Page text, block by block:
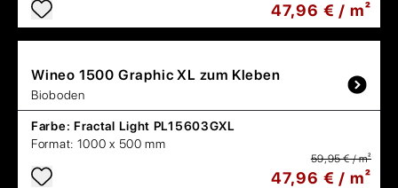
47,96 € / m²
Wineo 1500 Graphic XL zum Kleben
Bioboden
Farbe: Fractal Light PL15603GXL
Format: 1000 x 500 mm
59,95 € / m²
47,96 € / m²